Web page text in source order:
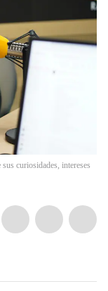
curiosidades, intereses